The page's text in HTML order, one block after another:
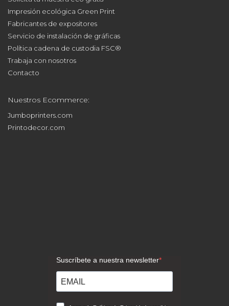
Impresión ecológica Green Print
Fabricantes de expositores
Servicio de instalación de gráficas
Política cadena de custodia FSC®
Trabaja con nosotros
Contacto
Nuestros Ecommerce:
Jumboprinters.com
Printodecor.com